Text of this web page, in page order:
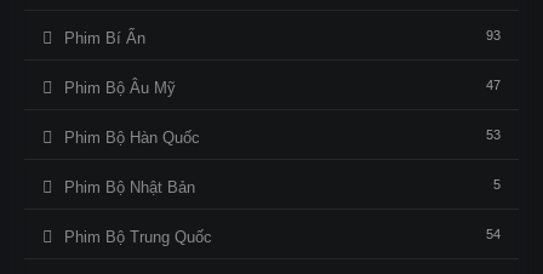
Phim Bí Ẩn 93
Phim Bộ Âu Mỹ 47
Phim Bộ Hàn Quốc 53
Phim Bộ Nhật Bản 5
Phim Bộ Trung Quốc 54